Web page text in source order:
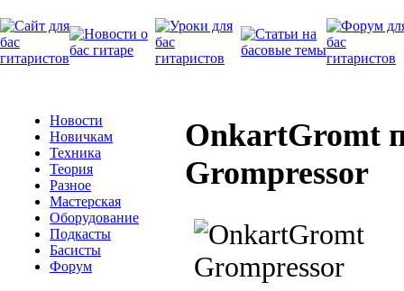
Новости
Новичкам
Техника
Теория
Разное
Мастерская
Оборудование
Подкасты
Басисты
Форум
OnkartGromt
Grompressor